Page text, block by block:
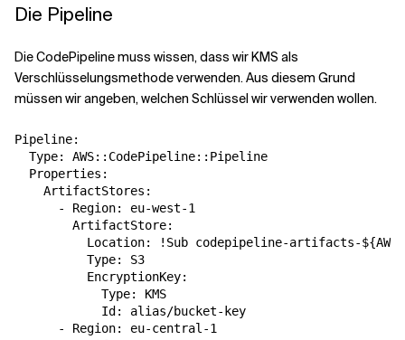
Die Pipeline
Die CodePipeline muss wissen, dass wir KMS als
Verschlüsselungsmethode verwenden. Aus diesem Grund
müssen wir angeben, welchen Schlüssel wir verwenden wollen.
Pipeline:
  Type: AWS::CodePipeline::Pipeline
  Properties:
    ArtifactStores:
      - Region: eu-west-1
        ArtifactStore:
Location: !Sub codepipeline-artifacts-
          Type: S3
          EncryptionKey:
            Type: KMS
            Id: alias/bucket-key
      - Region: eu-central-1